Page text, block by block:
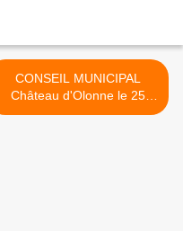
CONSEIL MUNICIPAL
Château d'Olonne le 25
octobre 2011 >